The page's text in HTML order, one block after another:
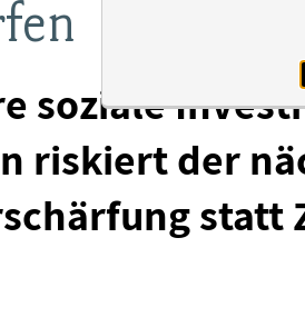
soziale
riskiert der
statt